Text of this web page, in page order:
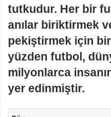
tutkudur. Her bir
anılar biriktirmek
pekiştirmek için
yüzden futbol,
milyonlarca
yer edinmiştir.